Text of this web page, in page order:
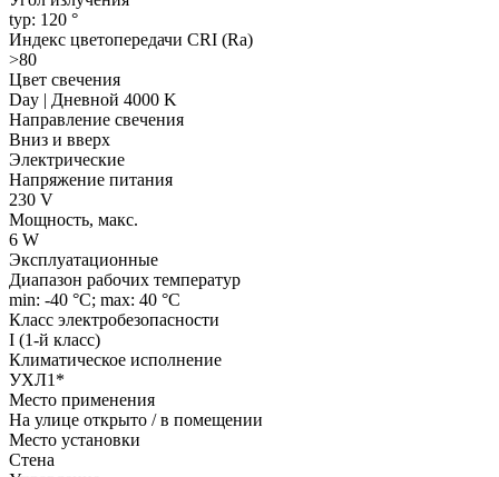
typ: 120 °
Индекс цветопередачи CRI (Ra)
>80
Цвет свечения
Day | Дневной 4000 K
Направление свечения
Вниз и вверх
Электрические
Напряжение питания
230 V
Мощность, макс.
6 W
Эксплуатационные
Диапазон рабочих температур
min: -40 °C; max: 40 °C
Класс электробезопасности
I (1-й класс)
Климатическое исполнение
УХЛ1*
Место применения
На улице открыто / в помещении
Место установки
Стена